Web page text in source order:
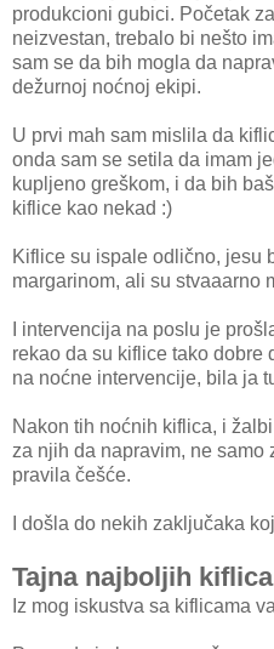
produkcioni gubici. Početak
neizvestan, trebalo bi nešto
sam se da bih mogla da
dežurnoj noćnoj ekipi.
U prvi mah sam mislila da
onda sam se setila da imam
kupljeno greškom, i da bih
kiflice kao nekad :)
Kiflice su ispale odlično, jesu
margarinom, ali su stvaaarno
I intervencija na poslu je
rekao da su kiflice tako dobre
na noćne intervencije, bila ja
Nakon tih noćnih kiflica, i
za njih da napravim, ne
pravila češće.
I došla do nekih zaključaka
Tajna najboljih kiflica
Iz mog iskustva sa kiflicama